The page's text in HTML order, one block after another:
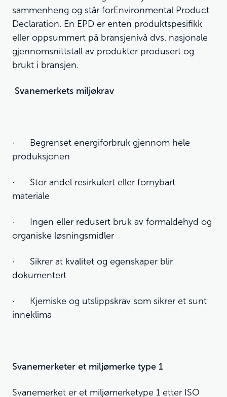
sammenheng og står forEnvironmental Product
Declaration. En EPD er enten produktspesifikk
eller oppsummert på bransjenivå dvs. nasjonale
gjennomsnittstall av produkter produsert og
brukt i bransjen.
Svanemerkets miljøkrav
· Begrenset energiforbruk gjennom hele
produksjonen
· Stor andel resirkulert eller fornybart
materiale
· Ingen eller redusert bruk av formaldehyd og
organiske løsningsmidler
· Sikrer at kvalitet og egenskaper blir
dokumentert
· Kjemiske og utslippskrav som sikrer et sunt
inneklima
Svanemerketer et miljømerke type 1
Svanemerket er et miljømerketype 1 etter ISO